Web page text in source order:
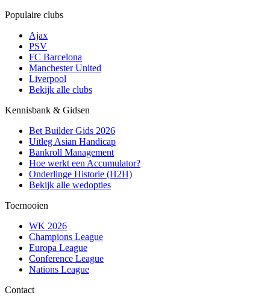
Populaire clubs
Ajax
PSV
FC Barcelona
Manchester United
Liverpool
Bekijk alle clubs
Kennisbank & Gidsen
Bet Builder Gids 2026
Uitleg Asian Handicap
Bankroll Management
Hoe werkt een Accumulator?
Onderlinge Historie (H2H)
Bekijk alle wedopties
Toernooien
WK 2026
Champions League
Europa League
Conference League
Nations League
Contact